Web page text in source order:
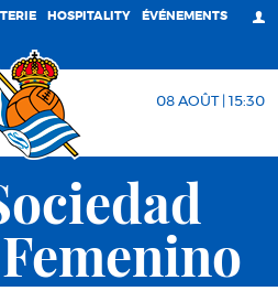
HOSPITALITY ÉVÉNEMENTS
08 AOÛT | 15:30